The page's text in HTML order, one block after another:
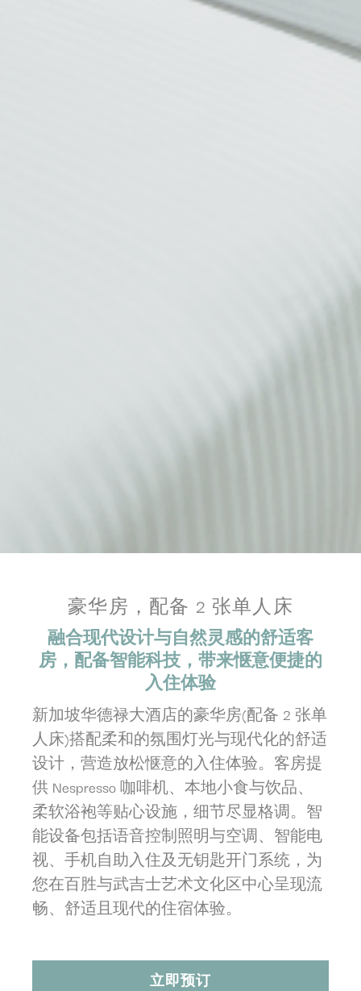
豪华房，配备 2 张单人床
融合现代设计与自然灵感的舒适客
房，配备智能科技，带来惬意便捷的
入住体验
新加坡华德禄大酒店的豪华房(配备 2 张单
人床)搭配柔和的氛围灯光与现代化的舒适
设计，营造放松惬意的入住体验。客房提
供 Nespresso 咖啡机、本地小食与饮品、
柔软浴袍等贴心设施，细节尽显格调。智
能设备包括语音控制照明与空调、智能电
视、手机自助入住及无钥匙开门系统，为
您在百胜与武吉士艺术文化区中心呈现流
畅、舒适且现代的住宿体验。
立即预订